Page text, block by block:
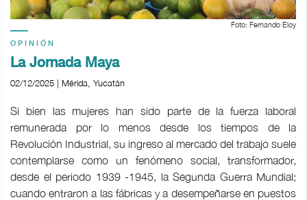
Foto: Fernando Eloy
OPINIÓN
La Jornada Maya
02/12/2025 | Mérida, Yucatán
Si bien las mujeres han sido parte de la fuerza laboral
remunerada por lo menos desde los tiempos de la
Revolución Industrial, su ingreso al mercado del trabajo suele
contemplarse como un fenómeno social, transformador,
desde el periodo 1939 -1945, la Segunda Guerra Mundial;
cuando entraron a las fábricas y a desempeñarse en puestos